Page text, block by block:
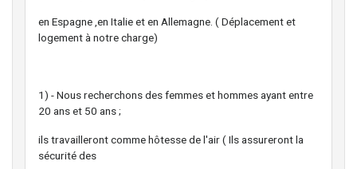
en Espagne ,en Italie et en Allemagne. ( Déplacement et
logement à notre charge)
1) - Nous recherchons des femmes et hommes ayant entre
20 ans et 50 ans ;
ils travailleront comme hôtesse de l'air ( Ils assureront la
sécurité des